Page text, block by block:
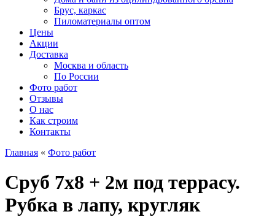
Брус, каркас
Пиломатериалы оптом
Цены
Акции
Доставка
Москва и область
По России
Фото работ
Отзывы
О нас
Как строим
Контакты
Главная « Фото работ
Сруб 7х8 + 2м под террасу.
Рубка в лапу, кругляк